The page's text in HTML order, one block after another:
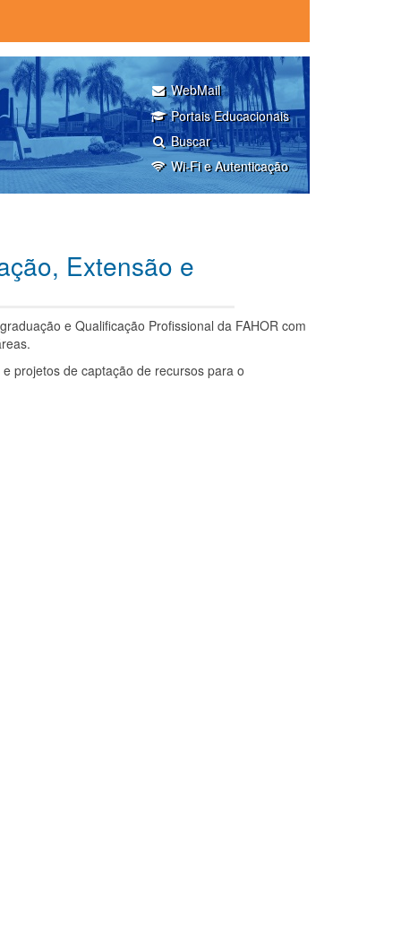
WebMail
Portais Educacionais
Buscar
Wi-Fi e Autenticação
Extensão e
e Qualificação Profissional da FAHOR com
projetos de captação de recursos para o